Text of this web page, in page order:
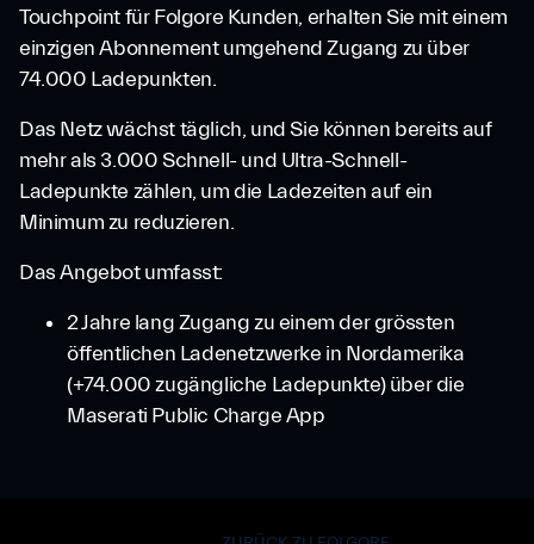
Touchpoint für Folgore Kunden, erhalten Sie mit einem
einzigen Abonnement umgehend Zugang zu über
74.000 Ladepunkten.
Das Netz wächst täglich, und Sie können bereits auf
mehr als 3.000 Schnell- und Ultra-Schnell-
Ladepunkte zählen, um die Ladezeiten auf ein
Minimum zu reduzieren.
Das Angebot umfasst:
2 Jahre lang Zugang zu einem der grössten
öffentlichen Ladenetzwerke in Nordamerika
(+74.000 zugängliche Ladepunkte) über die
Maserati Public Charge App